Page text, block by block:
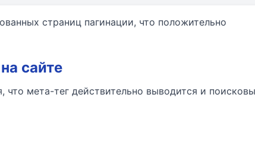
страниц пагинации, что положительно
сайте
что мета-тег действительно выводится и